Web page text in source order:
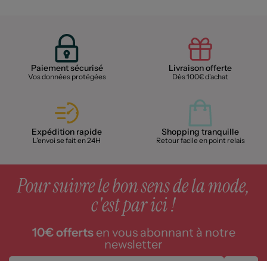
Paiement sécurisé
Vos données protégées
Livraison offerte
Dès 100€ d'achat
Expédition rapide
L'envoi se fait en 24H
Shopping tranquille
Retour facile en point relais
Pour suivre le bon sens de la mode,
c'est par ici !
10€ offertsen vous abonnant à notre
newsletter